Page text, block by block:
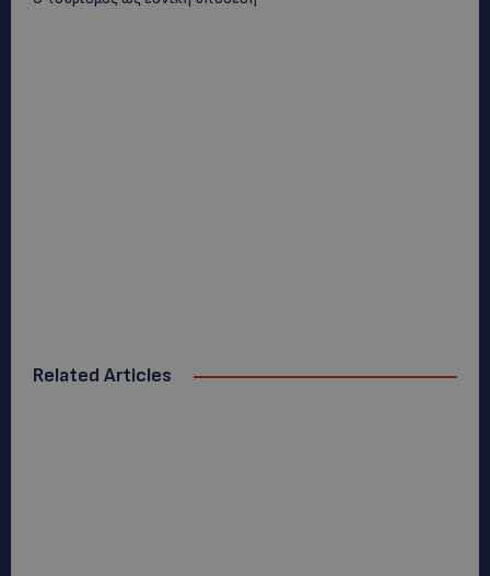
Related Articles